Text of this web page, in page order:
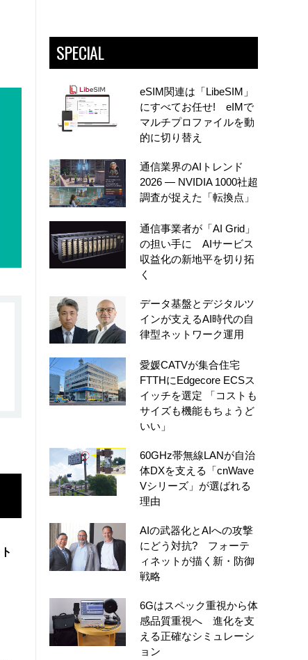
SPECIAL
eSIM関連は「LibeSIM」
にすべてお任せ! eIMで
マルチプロファイルを動
的に切り替え
通信業界のAIトレンド
2026 ― NVIDIA 1000社超
調査が捉えた「転換点」
通信事業者が「AI Grid」
の担い手に AIサービス
収益化の新地平を切り拓
く
データ基盤とデジタルツ
インが支えるAI時代の自
律型ネットワーク運用
愛媛CATVが集合住宅
FTTHにEdgecore ECSス
イッチを選定 「コストも
サイズも機能もちょうど
いい」
60GHz帯無線LANが自治
体DXを支える「cnWave
Vシリーズ」が選ばれる
理由
AIの武器化とAIへの攻撃
にどう対抗? フォーテ
ィネットが描く新・防御
戦略
6Gはスペック重視から体
感品質重視へ 進化を支
える正確なシミュレーシ
ョン